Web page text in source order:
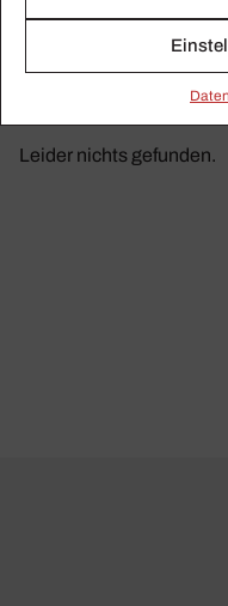
Leider nichts gefunden.